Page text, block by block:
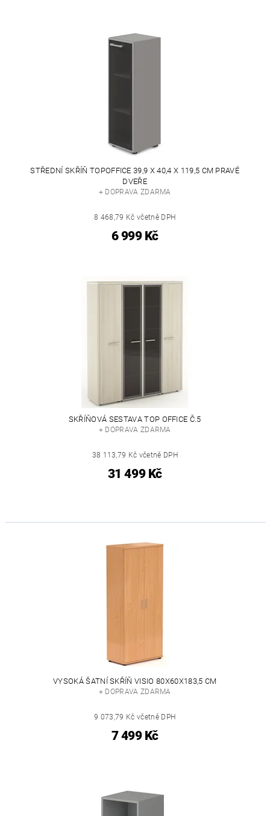
STŘEDNÍ SKŘÍŇ TOPOFFICE 39,9 X 40,4 X 119,5 CM PRAVÉ
DVEŘE
+ DOPRAVA ZDARMA
8 468,79 Kč včetně DPH
6 999 Kč
SKŘÍŇOVÁ SESTAVA TOP OFFICE Č.5
+ DOPRAVA ZDARMA
38 113,79 Kč včetně DPH
31 499 Kč
VYSOKÁ ŠATNÍ SKŘÍŇ VISIO 80X60X183,5 CM
+ DOPRAVA ZDARMA
9 073,79 Kč včetně DPH
7 499 Kč